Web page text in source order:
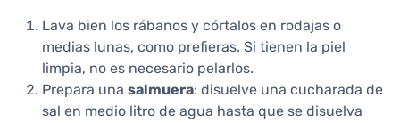
Lava bien los rábanos y córtalos en rodajas o
medias lunas, como prefieras. Si tienen la piel
limpia, no es necesario pelarlos.
Prepara una salmuera: disuelve una cucharada de
sal en medio litro de agua hasta que se disuelva